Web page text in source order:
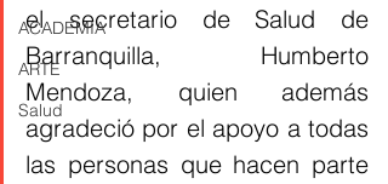
ACADEMIA
ARTE
Salud
el secretario de Salud de
Barranquilla, Humberto
Mendoza, quien además
agradeció por el apoyo a todas
las personas que hacen parte